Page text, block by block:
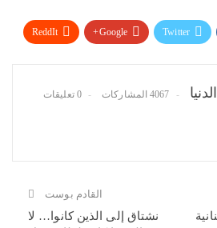
Twitter
Google+
ReddIt
4067 المشاركات 0 تعليقات
القادم بوست
نشتاق إلى الذين كانوا… لا